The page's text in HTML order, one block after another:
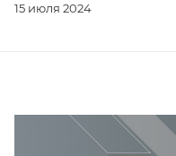
15 июля 2024